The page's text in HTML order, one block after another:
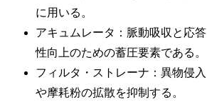
に用いる。
アキュムレータ：脈動吸収と応答
性向上のための蓄圧要素である。
フィルタ・ストレーナ：異物侵入
や摩耗粉の拡散を抑制する。